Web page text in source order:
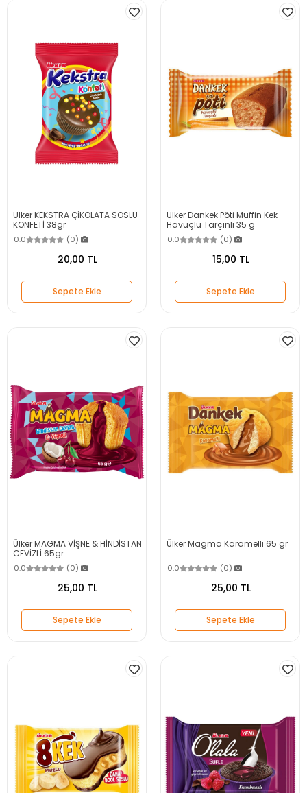
Ülker KEKSTRA ÇİKOLATA SOSLU
KONFETİ 38gr
0.0 (0)
20,00 TL
Sepete Ekle
Ülker Dankek Pöti Muffin Kek
Havuçlu Tarçınlı 35 g
0.0 (0)
15,00 TL
Sepete Ekle
Ülker MAGMA VİŞNE & HİNDİSTAN
CEVİZLİ 65gr
0.0 (0)
25,00 TL
Sepete Ekle
Ülker Magma Karamelli 65 gr
0.0 (0)
25,00 TL
Sepete Ekle